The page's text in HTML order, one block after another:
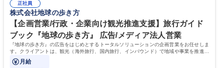
正社員
株式会社地球の歩き方
【企画営業/行政・企業向け観光推進支援】旅行ガイド
ブック『地球の歩き方』 広告/メディア法人営業
『地球の歩き方』の広告をはじめとするトータルソリューションの企画営業をお任せしま
す。クライアントは、観光（海外旅行、国内旅行、インバウンド）で地域や事業を推進し
たい国内外の行政や企業です。
月給